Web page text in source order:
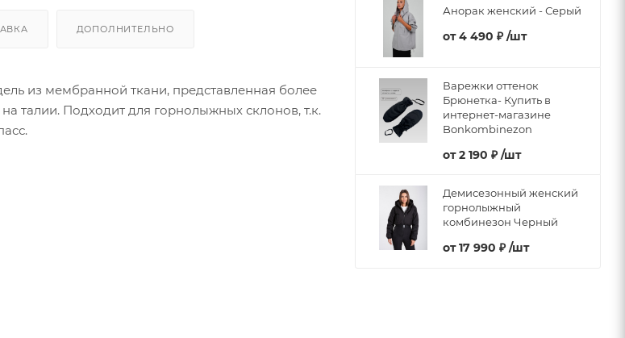
ДОПОЛНИТЕЛЬНО
из мембранной ткани, представленная более
талии. Подходит для горнолыжных склонов, т.к.
Анорак женский - Серый
от4 490 ₽ /шт
Варежки оттенок
Брюнетка- Купить в
интернет-магазине
Bonkombinezon
от2 190 ₽ /шт
Демисезонный женский
горнолыжный
комбинезон Черный
от17 990 ₽ /шт